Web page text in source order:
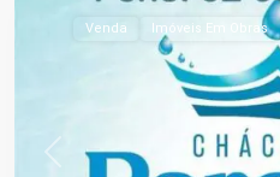
Previous
Venda Imóveis Em Obras